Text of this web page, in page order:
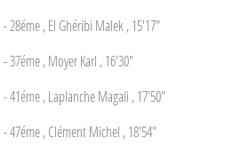
- 28éme , El Ghéribi Malek , 15'17"
- 37éme , Moyer Karl , 16'30"
- 41éme , Laplanche Magali , 17'50"
- 47éme , Clément Michel , 18'54"